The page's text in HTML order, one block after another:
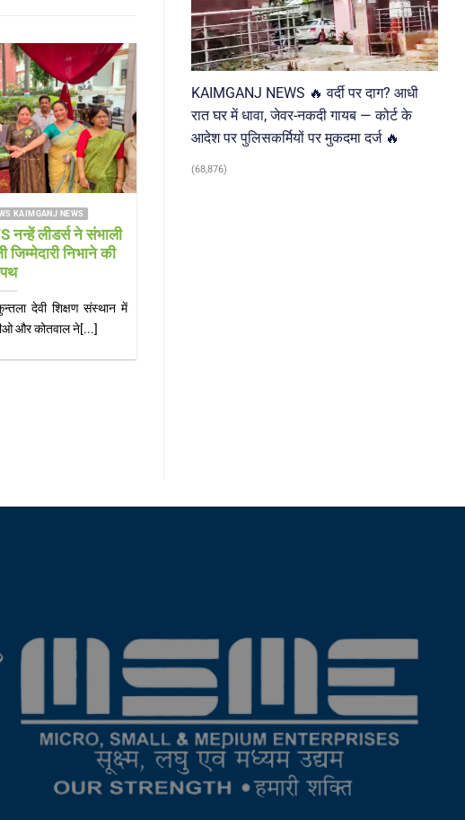
KAIMGANJ NEWS
कावड़ यात्रा से लौट
से टकराई, हालत
घाट से जल भरकर लौटते
अस्पताल[...]
KAIMGANJ NEWS 🔥 वर्दी पर दाग? आधी
रात घर में धावा, जेवर-नकदी गायब — कोर्ट के
आदेश पर पुलिसकर्मियों पर मुकदमा दर्ज 🔥
(68,876)